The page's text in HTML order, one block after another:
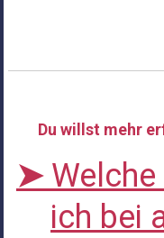
Du willst mehr
➤
ich bei